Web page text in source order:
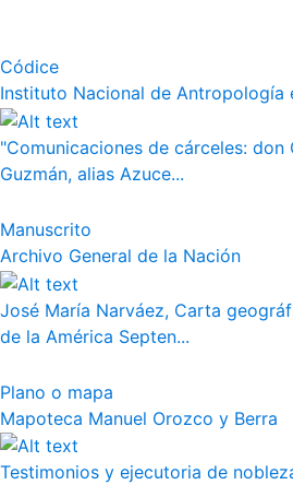
Códice
Instituto Nacional de Antropología
"Comunicaciones de cárceles: don
Guzmán, alias Azuce...
Manuscrito
Archivo General de la Nación
José María Narváez, Carta
de la América Septen...
Plano o mapa
Mapoteca Manuel Orozco y Berra
Testimonios y ejecutoria de